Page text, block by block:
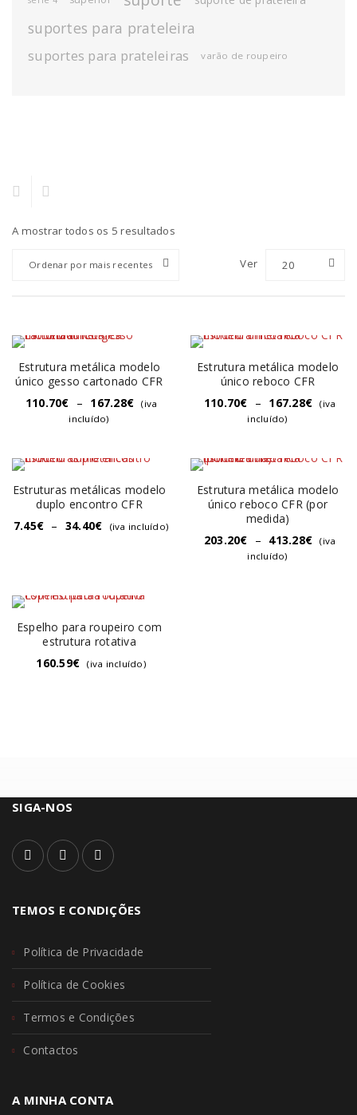
suportes para prateleira
suportes para prateleiras varão de roupeiro
A mostrar todos os 5 resultados
Ordenar por mais recentes Ver 20
Estrutura metálica modelo
único gesso cartonado CFR
110.70€ – 167.28€
(iva
incluído)
Estrutura metálica modelo
único reboco CFR
110.70€ – 167.28€
(iva
incluído)
Estruturas metálicas modelo
duplo encontro CFR
7.45€ – 34.40€ (iva incluído)
Estrutura metálica modelo
único reboco CFR (por
medida)
203.20€ – 413.28€
(iva
incluído)
Espelho para roupeiro com
estrutura rotativa
160.59€ (iva incluído)
SIGA-NOS
TEMOS E CONDIÇÕES
Política de Privacidade
Política de Cookies
Termos e Condições
Contactos
A MINHA CONTA